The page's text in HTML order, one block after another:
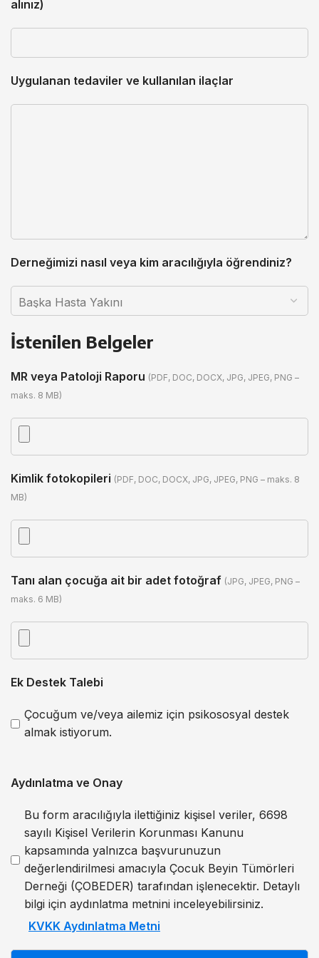
alınız)
Uygulanan tedaviler ve kullanılan ilaçlar
Derneğimizi nasıl veya kim aracılığıyla öğrendiniz?
İstenilen Belgeler
MR veya Patoloji Raporu (PDF, DOC, DOCX, JPG, JPEG, PNG –
maks. 8 MB)
Kimlik fotokopileri (PDF, DOC, DOCX, JPG, JPEG, PNG – maks. 8
MB)
Tanı alan çocuğa ait bir adet fotoğraf (JPG, JPEG, PNG –
maks. 6 MB)
Ek Destek Talebi
Çocuğum ve/veya ailemiz için psikososyal destek
almak istiyorum.
Aydınlatma ve Onay
Bu form aracılığıyla ilettiğiniz kişisel veriler, 6698
sayılı Kişisel Verilerin Korunması Kanunu
kapsamında yalnızca başvurunuzun
değerlendirilmesi amacıyla Çocuk Beyin Tümörleri
Derneği (ÇOBEDER) tarafından işlenecektir. Detaylı
bilgi için aydınlatma metnini inceleyebilirsiniz.
KVKK Aydınlatma Metni